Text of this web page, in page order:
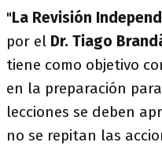
"La Revisión
por el Dr. Tiago
tiene como objetivo
en la preparación
lecciones se deben
no se repitan las